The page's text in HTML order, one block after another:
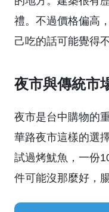
禮。不過價格偏高
己吃的話可能覺得
夜市與傳統市
夜市是台中購物的
華路夜市這樣的選
試過烤魷魚，一份
件可能沒那麼好，